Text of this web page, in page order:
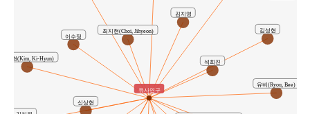
김기현(Kim, Ki-Hyun)
김성현
김지영
석희진
신상현
유비(Ryou, Bee)
이수정
최지현(Choi, Jihyeon)
유사연구